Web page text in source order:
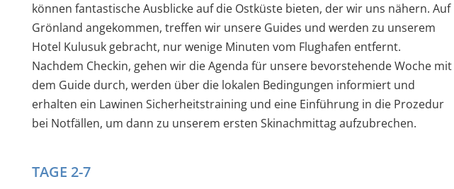
können fantastische Ausblicke auf die Ostküste bieten, der wir uns nähern. Auf
Grönland angekommen, treffen wir unsere Guides und werden zu unserem
Hotel Kulusuk gebracht, nur wenige Minuten vom Flughafen entfernt.
Nachdem Checkin, gehen wir die Agenda für unsere bevorstehende Woche mit
dem Guide durch, werden über die lokalen Bedingungen informiert und
erhalten ein Lawinen Sicherheitstraining und eine Einführung in die Prozedur
bei Notfällen, um dann zu unserem ersten Skinachmittag aufzubrechen.
TAGE 2-7